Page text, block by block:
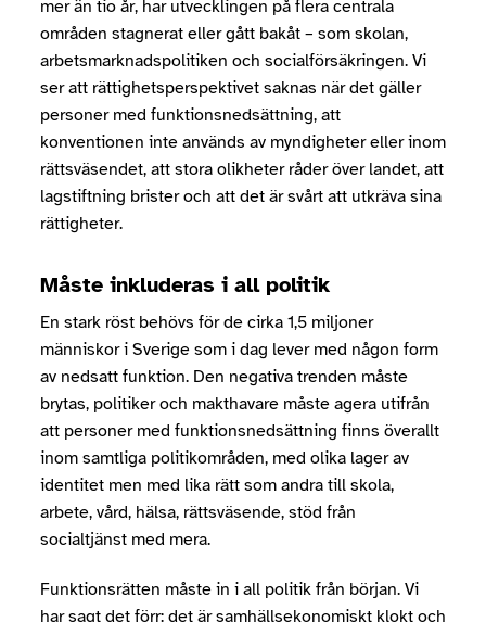
mer än tio år, har utvecklingen på flera centrala
områden stagnerat eller gått bakåt – som skolan,
arbetsmarknadspolitiken och socialförsäkringen. Vi
ser att rättighetsperspektivet saknas när det gäller
personer med funktionsnedsättning, att
konventionen inte används av myndigheter eller inom
rättsväsendet, att stora olikheter råder över landet, att
lagstiftning brister och att det är svårt att utkräva sina
rättigheter.
Måste inkluderas i all politik
En stark röst behövs för de cirka 1,5 miljoner
människor i Sverige som i dag lever med någon form
av nedsatt funktion. Den negativa trenden måste
brytas, politiker och makthavare måste agera utifrån
att personer med funktionsnedsättning finns överallt
inom samtliga politikområden, med olika lager av
identitet men med lika rätt som andra till skola,
arbete, vård, hälsa, rättsväsende, stöd från
socialtjänst med mera.
Funktionsrätten måste in i all politik från början. Vi
har sagt det förr: det är samhällsekonomiskt klokt och